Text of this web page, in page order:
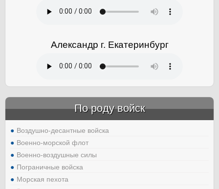
Александр г. Екатеринбург
По роду войск
Воздушно-десантные войска
Военно-морской флот
Военно-воздушные силы
Пограничные войска
Морская пехота